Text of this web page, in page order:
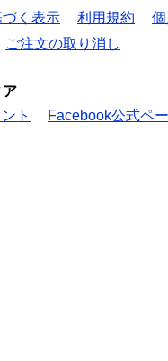
く表示
利用規約
ご注文の取り消し
ア
ト
Facebook公式ペ